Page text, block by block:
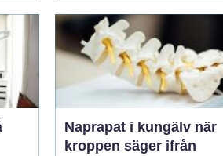
Naprapat i kungälv när
kroppen säger ifrån